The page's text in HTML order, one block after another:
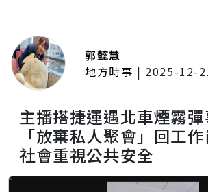
郭懿慧
地方時事 | 2025-12-
主播搭捷運遇北車煙霧彈
「放棄私人聚會」回工
社會重視公共安全